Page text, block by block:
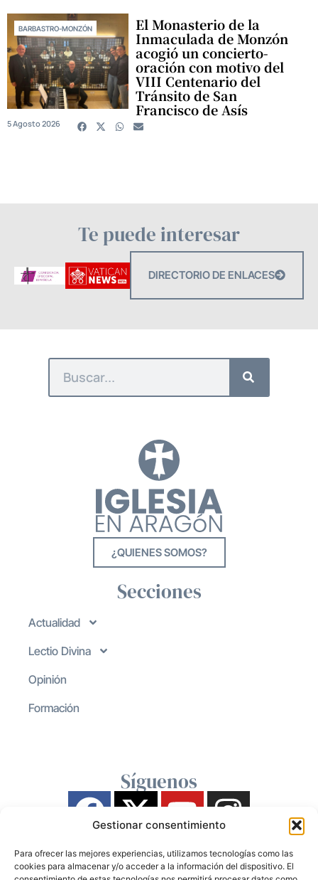
Gestionar consentimiento
Para ofrecer las mejores experiencias, utilizamos tecnologías como las
cookies para almacenar y/o acceder a la información del dispositivo. El
BARBASTRO-MONZÓN El Monasterio de la
Inmaculada de Monzón
acogió un concierto-
oración con motivo del
VIII Centenario del
Tránsito de San
Francisco de Asís
5 Agosto 2026
Te puede interesar
DIRECTORIO DE ENLACES
¿QUIENES SOMOS?
Secciones
Actualidad
Lectio Divina
Opinión
Formación
Síguenos